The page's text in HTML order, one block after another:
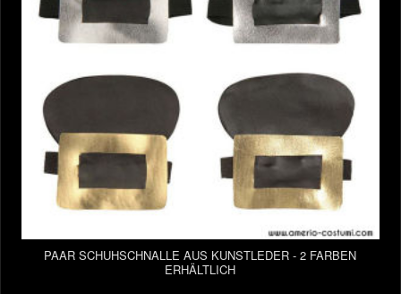
PAAR SCHUHSCHNALLE AUS KUNSTLEDER - 2 FARBEN
ERHÄLTLICH